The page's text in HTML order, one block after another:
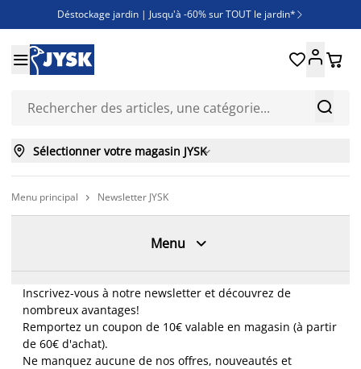
Déstockage jardin | Jusqu'à -60% sur TOUT le jardin* 
Jusqu'à -50% sur une sélection literie
Découvrez les nouveautés de la collection


 
 Sélectionner votre magasin JYSK
Menu principal  Newsletter JYSK
Menu 
Inscrivez-vous à notre newsletter et découvrez de
nombreux avantages!
Remportez un coupon de 10€ valable en magasin (à partir
de 60€ d'achat).
Ne manquez aucune de nos offres, nouveautés et